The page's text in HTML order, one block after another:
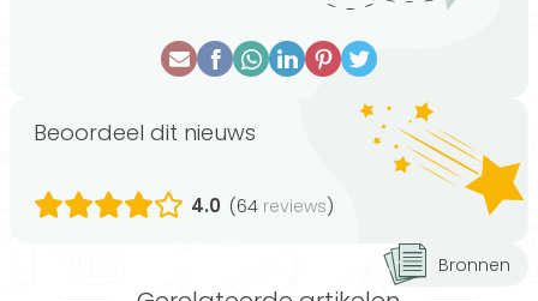
Beoordeel dit nieuws
4.0 (64 reviews)
Bronnen